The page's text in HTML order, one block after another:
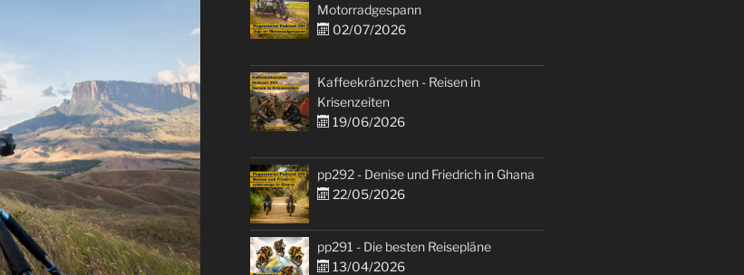
Motorradgespann
02/07/2026
Kaffeekränzchen - Reisen in
Krisenzeiten
19/06/2026
pp292 - Denise und Friedrich in Ghana
22/05/2026
pp291 - Die besten Reisepläne
13/04/2026